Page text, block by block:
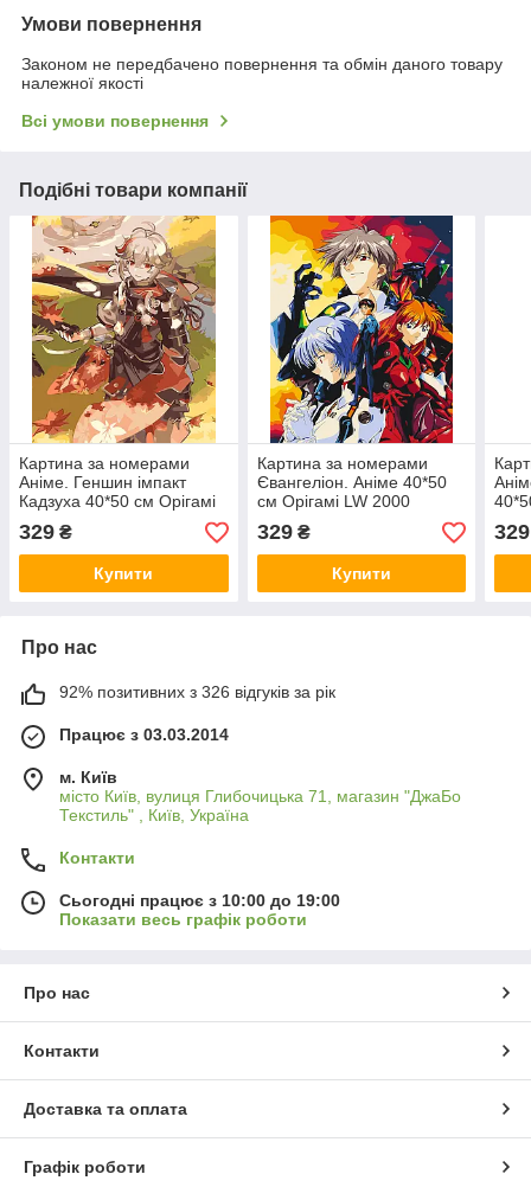
Умови повернення
Законом не передбачено повернення та обмін даного товару
належної якості
Всі умови повернення
Подібні товари компанії
Картина за номерами
Аніме. Геншин імпакт
Кадзуха 40*50 см Орігамі
LW 3260
329 ₴
Купити
Картина за номерами
Євангеліон. Аніме 40*50
см Орігамі LW 2000
329₴
Купити
329
Про нас
92% позитивних з 326 відгуків за рік
Працює з 03.03.2014
м. Київ
місто Київ, вулиця Глибочицька 71, магазин "ДжаБо
Текстиль" , Київ, Україна
Контакти
Сьогодні працює з 10:00 до 19:00
Показати весь графік роботи
Про нас
Контакти
Доставка та оплата
Графік роботи